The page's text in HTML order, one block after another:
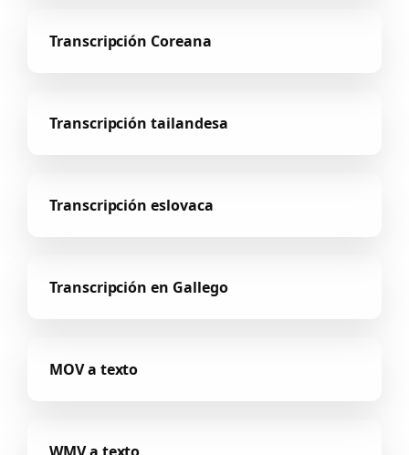
Transcripción Coreana
Transcripción tailandesa
Transcripción eslovaca
Transcripción en Gallego
MOV a texto